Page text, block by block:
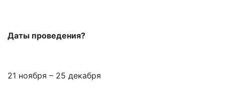
Даты проведения?
21 ноября – 25 декабря